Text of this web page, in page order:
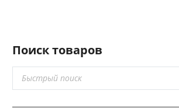
Поиск товаров
товаров